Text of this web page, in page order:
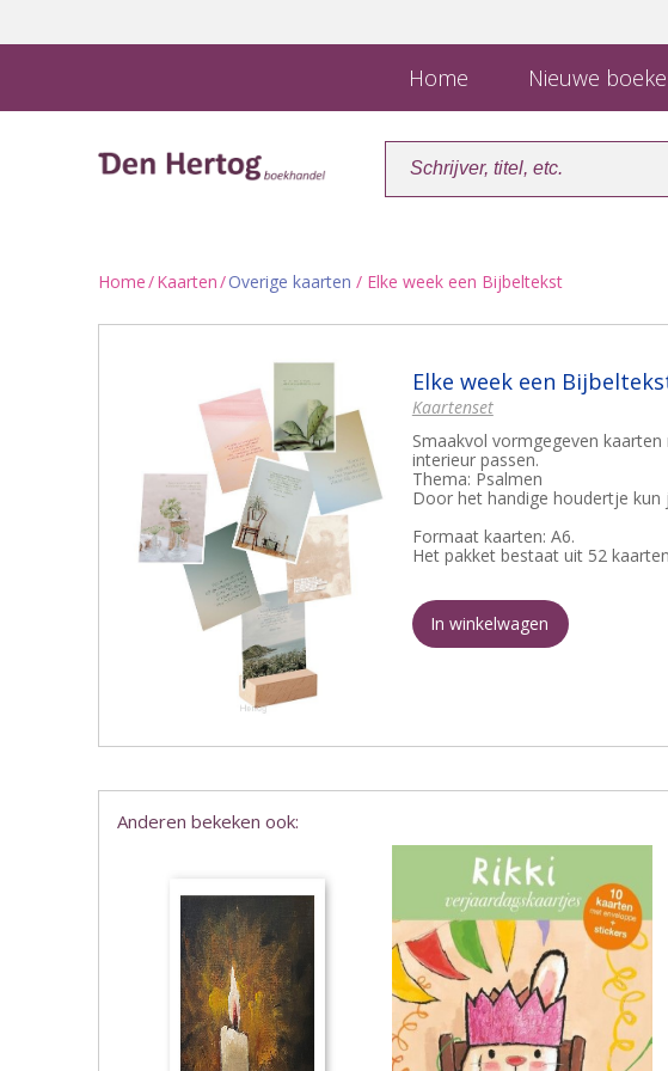
Home Nieuwe
Home/Kaarten/Overige kaarten / Elke week een Bijbeltekst
Elke week een
Kaartenset
Smaakvol vormgegeven
interieur passen.
Thema: Psalmen
Door het handige houdertje kun
Formaat kaarten: A6.
Het pakket bestaat uit 52
In winkelwagen
Anderen bekeken ook: